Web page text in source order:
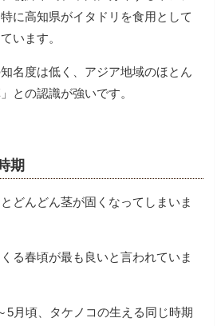
に高知県がイタドリを食用として
います。
名度は低く、アジア地域のほとん
との認識が強いです。
期
どんどん茎が固くなってしまいま
る春頃が最も良いと言われていま
5月頃、タケノコの生える同じ時期